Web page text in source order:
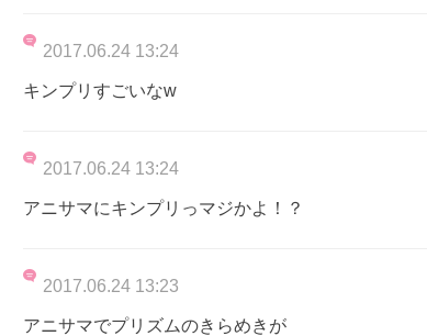
2017.06.24 13:24
キンプリすごいなw
2017.06.24 13:24
アニサマにキンプリっマジかよ！？
2017.06.24 13:23
アニサマでプリズムのきらめきが